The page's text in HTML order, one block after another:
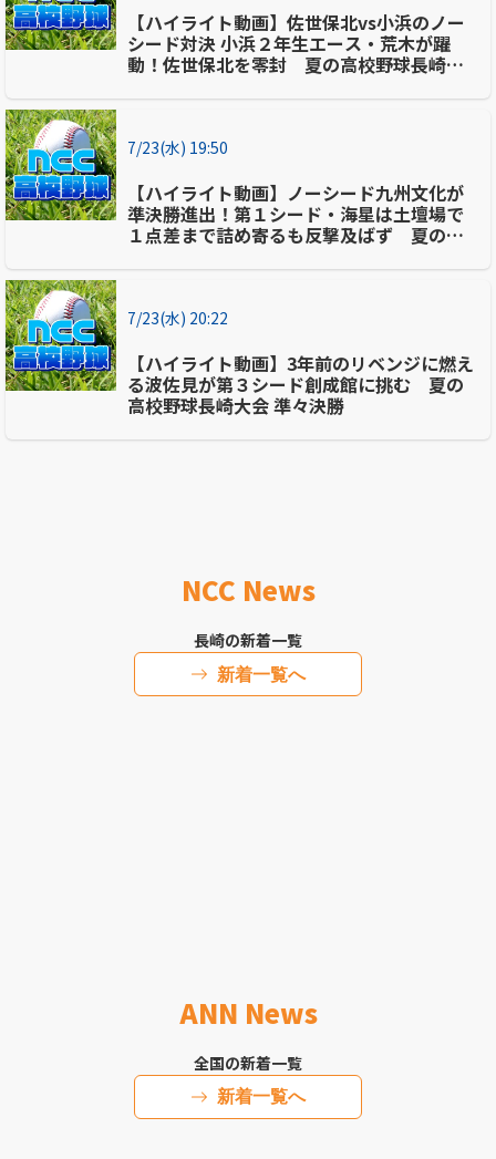
【ハイライト動画】佐世保北vs小浜のノー
シード対決 小浜２年生エース・荒木が躍
動！佐世保北を零封 夏の高校野球長崎大
7/23(水) 19:50
【ハイライト動画】ノーシード九州文化が
準決勝進出！第１シード・海星は土壇場で
１点差まで詰め寄るも反撃及ばず 夏の高
7/23(水) 20:22
【ハイライト動画】3年前のリベンジに燃え
る波佐見が第３シード創成館に挑む 夏の
高校野球長崎大会 準々決勝
NCC News
長崎の新着一覧
新着一覧へ
ANN News
全国の新着一覧
新着一覧へ